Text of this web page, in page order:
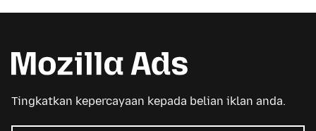
Tingkatkan kepercayaan kepada belian iklan anda.